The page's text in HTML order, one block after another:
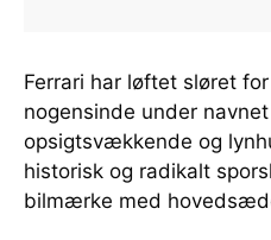
Ferrari har løftet sløret
nogensinde under navnet
opsigtsvækkende og
historisk og radikalt
bilmærke med